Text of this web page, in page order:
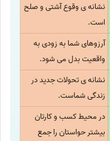
نشانه ی وقوع آشتی و صلح
است.
آرزوهای شما به زودی به
واقعیت بدل می شود.
نشانه ی تحولات جدید در
زندگی شماست.
در محیط کسب و کارتان
بیشتر حواستان را جمع